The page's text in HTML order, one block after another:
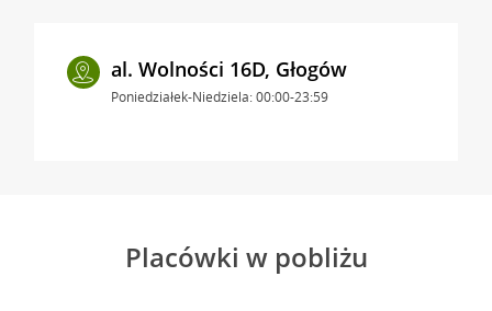
al. Wolności 16D, Głogów
Poniedziałek-Niedziela: 00:00-23:59
Placówki w pobliżu